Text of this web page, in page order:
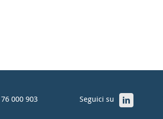
000 903 Seguici su